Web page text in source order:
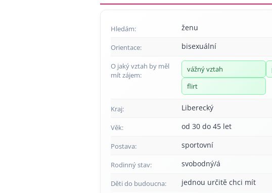
Hledám: ženu
Orientace: bisexuální
O jaký vztah by měl
mít zájem:
vážný vztah
flirt
Kraj: Liberecký
Věk: od 30 do 45 let
Postava: sportovní
Rodinný stav: svobodný/á
Děti do budoucna: jednou určitě chci mít